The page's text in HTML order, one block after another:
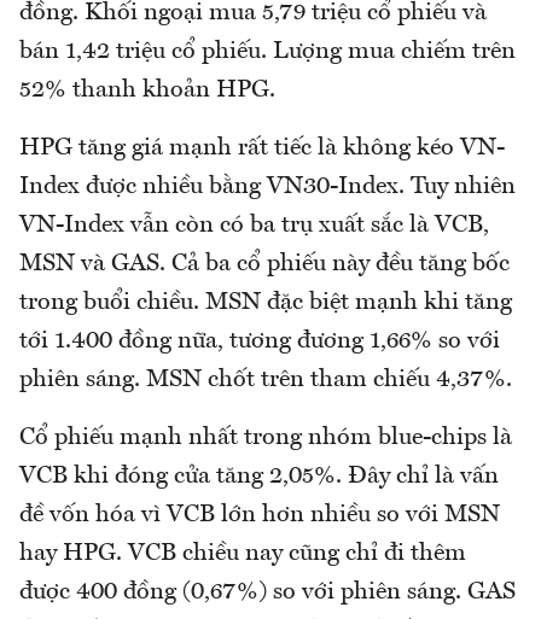
đồng. Khối ngoại mua 5,79 triệu cổ phiếu và
bán 1,42 triệu cổ phiếu. Lượng mua chiếm trên
52% thanh khoản HPG.
HPG tăng giá mạnh rất tiếc là không kéo VN-
Index được nhiều bằng VN30-Index. Tuy nhiên
VN-Index vẫn còn có ba trụ xuất sắc là VCB,
MSN và GAS. Cả ba cổ phiếu này đều tăng bốc
trong buổi chiều. MSN đặc biệt mạnh khi tăng
tới 1.400 đồng nữa, tương đương 1,66% so với
phiên sáng. MSN chốt trên tham chiếu 4,37%.
Cổ phiếu mạnh nhất trong nhóm blue-chips là
VCB khi đóng cửa tăng 2,05%. Đây chỉ là vấn
đề vốn hóa vì VCB lớn hơn nhiều so với MSN
hay HPG. VCB chiều nay cũng chỉ đi thêm
được 400 đồng (0,67%) so với phiên sáng. GAS